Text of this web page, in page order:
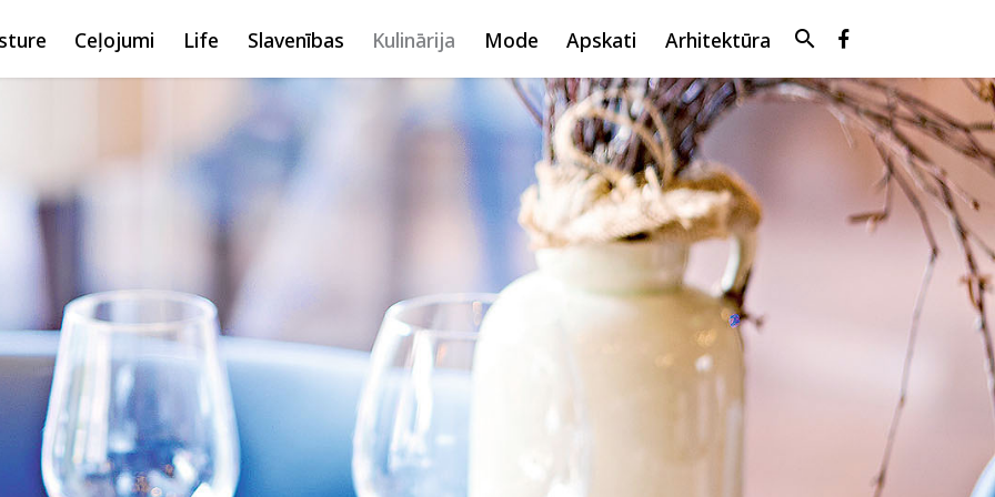
Ceļojumi Life Slavenības Kulinārija Mode Apskati Arhitektūra search